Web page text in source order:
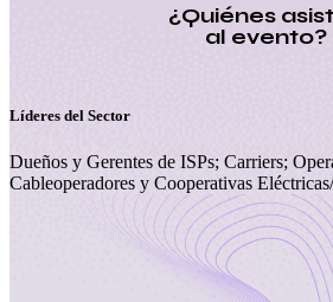
¿Quiénes
al evento?
Líderes del Sector
Dueños y Gerentes de ISPs; Carriers;
Cableoperadores y Cooperativas